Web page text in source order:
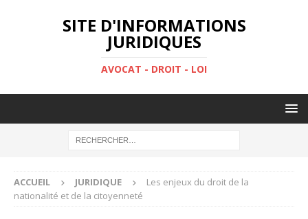
SITE D'INFORMATIONS
JURIDIQUES
AVOCAT - DROIT - LOI
ACCUEIL JURIDIQUE
Les enjeux du droit de la
nationalité et de la citoyenneté